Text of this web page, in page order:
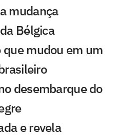
mudança
Bélgica
que mudou em um
desembarque do
e revela